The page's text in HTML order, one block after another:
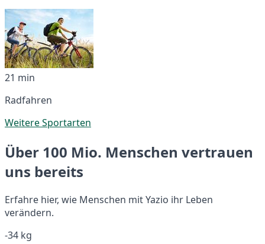
21 min
Radfahren
Weitere Sportarten
Über 100 Mio. Menschen vertrauen
uns bereits
Erfahre hier, wie Menschen mit Yazio ihr Leben
verändern.
-34 kg